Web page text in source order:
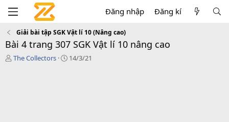
Đăng nhập Đăng kí
Giải bài tập SGK Vật lí 10 (Nâng cao)
Bài 4 trang 307 SGK Vật lí 10 nâng cao
T
The Collectors
C14/3/21